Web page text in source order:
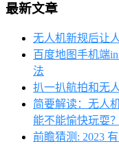
最新文章
无人机新规后让
百度地图手机端
法
扒一扒航拍和无
简要解读：无人
能不能愉快玩耍
前瞻猜测: 2023